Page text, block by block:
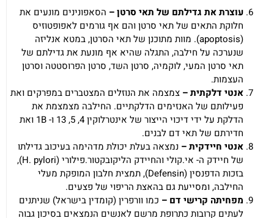
עוצרת את גדילתם של תאי סרטן – הסאפונינים מונעים את
חלוקת התאים של תאי סרטן והם אף גורמים לאפופטוזיס
(apoptosis). מוות מתוכנן של תאי הסרטן, במטא אנליזה
שנערכה על חילבה, התגלה שהיא אף מונעת את גדילתם של
תאי סרטן המעי, לוקמיה, סרטן השד, סרטן הפרוסטטה וסרטן
העצמות.
אנטי דלקתית – צמצמה את הנוזלים המצטברים במפרקים ואת
פעילותם של האנזימים הדלקתיים. החילבה מצמצמת את
הדלקת על ידי דיכוי הייצור של אינטרלוקין 4, 5, 13 ו- 1B ואת
חדירתם של תאי דם לבנים.
אנטי חיידקית – נמצאה בעלת יכולת מדהימה בעיכוב גדילתו
של חיידק ה- אי.קולי והחיידק הליקובקטור.פילורי (H. pylori),
בזכות הדפנסין (Defensin), תמצית חלבון המופקת מעלי
החילבה, ומסייעת גם בהאצת הריפוי של פצעים.
מפחיתה קרישי דם – כמו וורפרין (קומדין בישראל) שניתנים
לעתים קרובות כתרופת מרשם לאנשים הנמצאים בסיכון גבוה